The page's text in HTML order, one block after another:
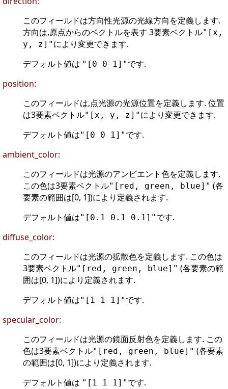
このフィールドは方向性光源の光線方向を定義します.
方向は,原点からのベクトルを表す 3要素ベクトル"[x,
y, z]" により変更できます.
デフォルト値は "[0 0 1]" です.
position:
このフィールドは,点光源の光源位置を定義します. 位置
は3要素ベクトル"[x, y, z]" により変更できます.
デフォルト値は"[0 0 1]" です.
ambient_color:
このフィールドは光源のアンビエント色を定義します.
この色は3要素ベクトル"[red, green, blue]" (各
要素の範囲は[0, 1])により定義されます.
デフォルト値は"[0.1 0.1 0.1]" です.
diffuse_color:
このフィールドは光源の拡散色を定義します. この色は
3要素ベクトル"[red, green, blue]" (各要素の範
囲は[0, 1])により定義されます.
デフォルト値は"[1 1 1]" です.
specular_color:
このフィールドは光源の鏡面反射色を定義します. この
色は3要素ベクトル"[red, green, blue]" (各要素
の範囲は[0, 1])により定義されます.
デフォルト値は "[1 1 1]" です.